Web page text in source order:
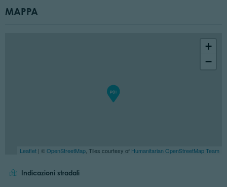
MAPPA
+
−
Leaflet | ©OpenStreetMap , Tiles courtesy of Humanitarian OpenStreetMap Team
Indicazioni stradali